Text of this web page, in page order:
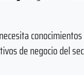
necesita
de negocio del